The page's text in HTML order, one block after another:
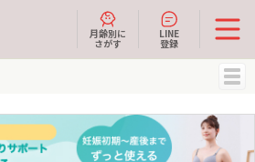
月齢別に
さがす
LINE
登録